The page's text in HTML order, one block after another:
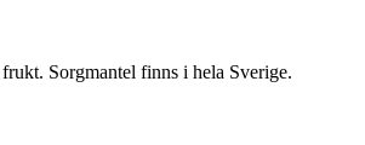
Sorgmantel finns i hela Sverige.